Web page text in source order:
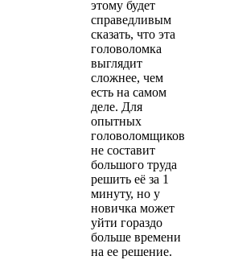
этому будет
справедливым
сказать, что эта
головоломка
выглядит
сложнее, чем
есть на самом
деле. Для
опытных
головоломщиков
не составит
большого труда
решить её за 1
минуту, но у
новичка может
уйти гораздо
больше времени
на ее решение.